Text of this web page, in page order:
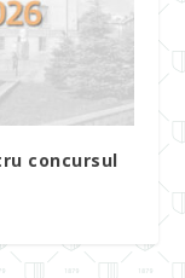
concursul